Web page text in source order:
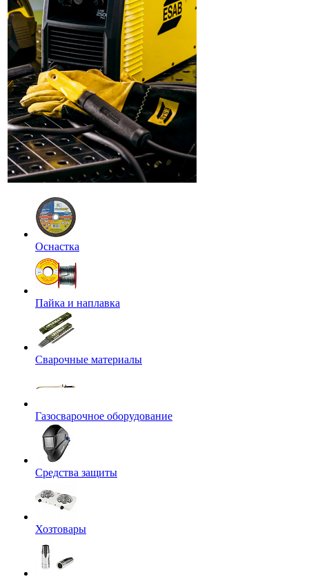
Оснастка
Пайка и наплавка
Сварочные материалы
Газосварочное оборудование
Средства защиты
Хозтовары